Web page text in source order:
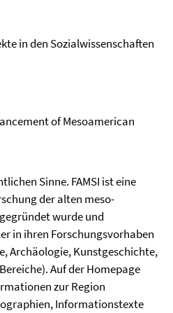
in den Sozialwissenschaften
of Mesoamerican
Sinne. FAMSI ist eine
der alten meso-
wurde und
in ihren Forschungsvorhaben
Archäologie, Kunstgeschichte,
Auf der Homepage
zur Region
Informationstexte